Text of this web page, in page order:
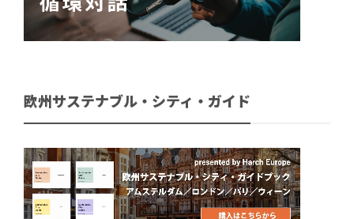
欧州サステナブル・シティ・ガイド